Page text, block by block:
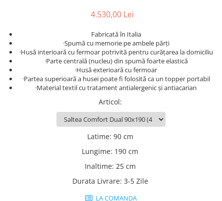
4.530,00 Lei
Fabricată în Italia
·Spumă cu memorie pe ambele părți
·Husă interioară cu fermoar potrivită pentru curățarea la domiciliu
·Parte centrală (nucleu) din spumă foarte elastică
·Husă exterioară cu fermoar
·Partea superioară a husei poate fi folosită ca un topper portabil
·Material textil cu tratament antialergenic și antiacarian
Articol:
Latime: 90 cm
Lungime: 190 cm
Inaltime: 25 cm
Durata Livrare: 3-5 Zile
LA COMANDA